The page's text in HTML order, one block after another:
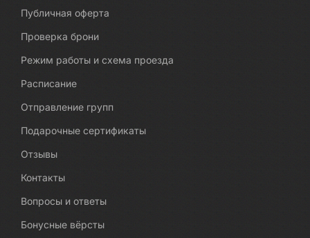
Публичная оферта
Проверка брони
Режим работы и схема проезда
Расписание
Отправление групп
Подарочные сертификаты
Отзывы
Контакты
Вопросы и ответы
Бонусные вёрсты